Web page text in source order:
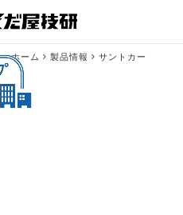
ホーム 製品情報 サントカー